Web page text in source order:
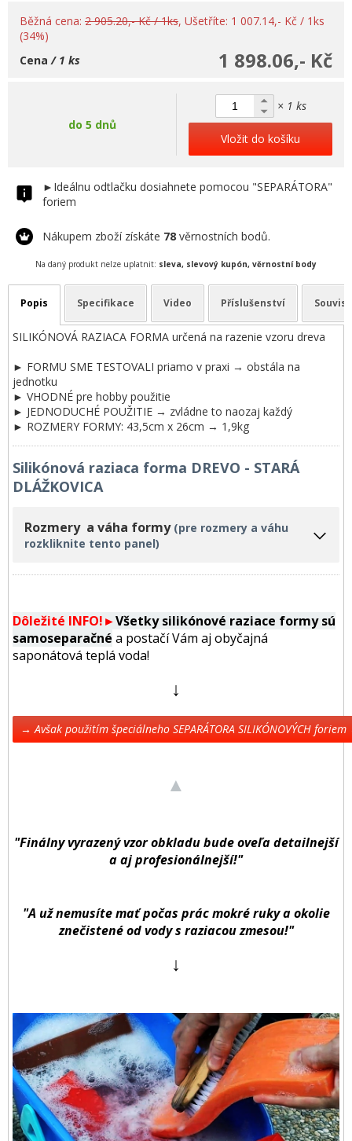
Běžná cena: 2 905.20,- Kč / 1ks, Ušetříte: 1 007.14,- Kč / 1ks
(34%)
1 898.06,- Kč
Cena / 1 ks
do 5 dnů
× 1 ks
Vložit do košíku
►Ideálnu odtlačku dosiahnete pomocou "SEPARÁTORA"
foriem
Nákupem zboží získáte 78 věrnostních bodů.
Na daný produkt nelze uplatnit: sleva, slevový kupón, věrnostní body
Popis Specifikace Video Příslušenství
SILIKÓNOVÁ RAZIACA FORMA určená na razenie vzoru dreva
► FORMU SME TESTOVALI priamo v praxi → obstála na
jednotku
► VHODNÉ pre hobby použitie
► JEDNODUCHÉ POUŽITIE → zvládne to naozaj každý
► ROZMERY FORMY: 43,5cm x 26cm → 1,9kg
Silikónová raziaca forma DREVO - STARÁ
DLÁŽKOVICA
Rozmery a váha formy (pre rozmery a váhu
rozkliknite tento panel)
Dôležité INFO!►Všetky silikónové raziace formy sú
samoseparačné a postačí Vám aj obyčajná
saponátová teplá voda!
↓
→ Avšak použitím špeciálneho SEPARÁTORA SILIKÓNOVÝCH
▲
"Finálny vyrazený vzor obkladu bude oveľa detailnejší
a aj profesionálnejší!"
"A už nemusíte mať počas prác mokré ruky a okolie
znečistené od vody s raziacou zmesou!"
↓